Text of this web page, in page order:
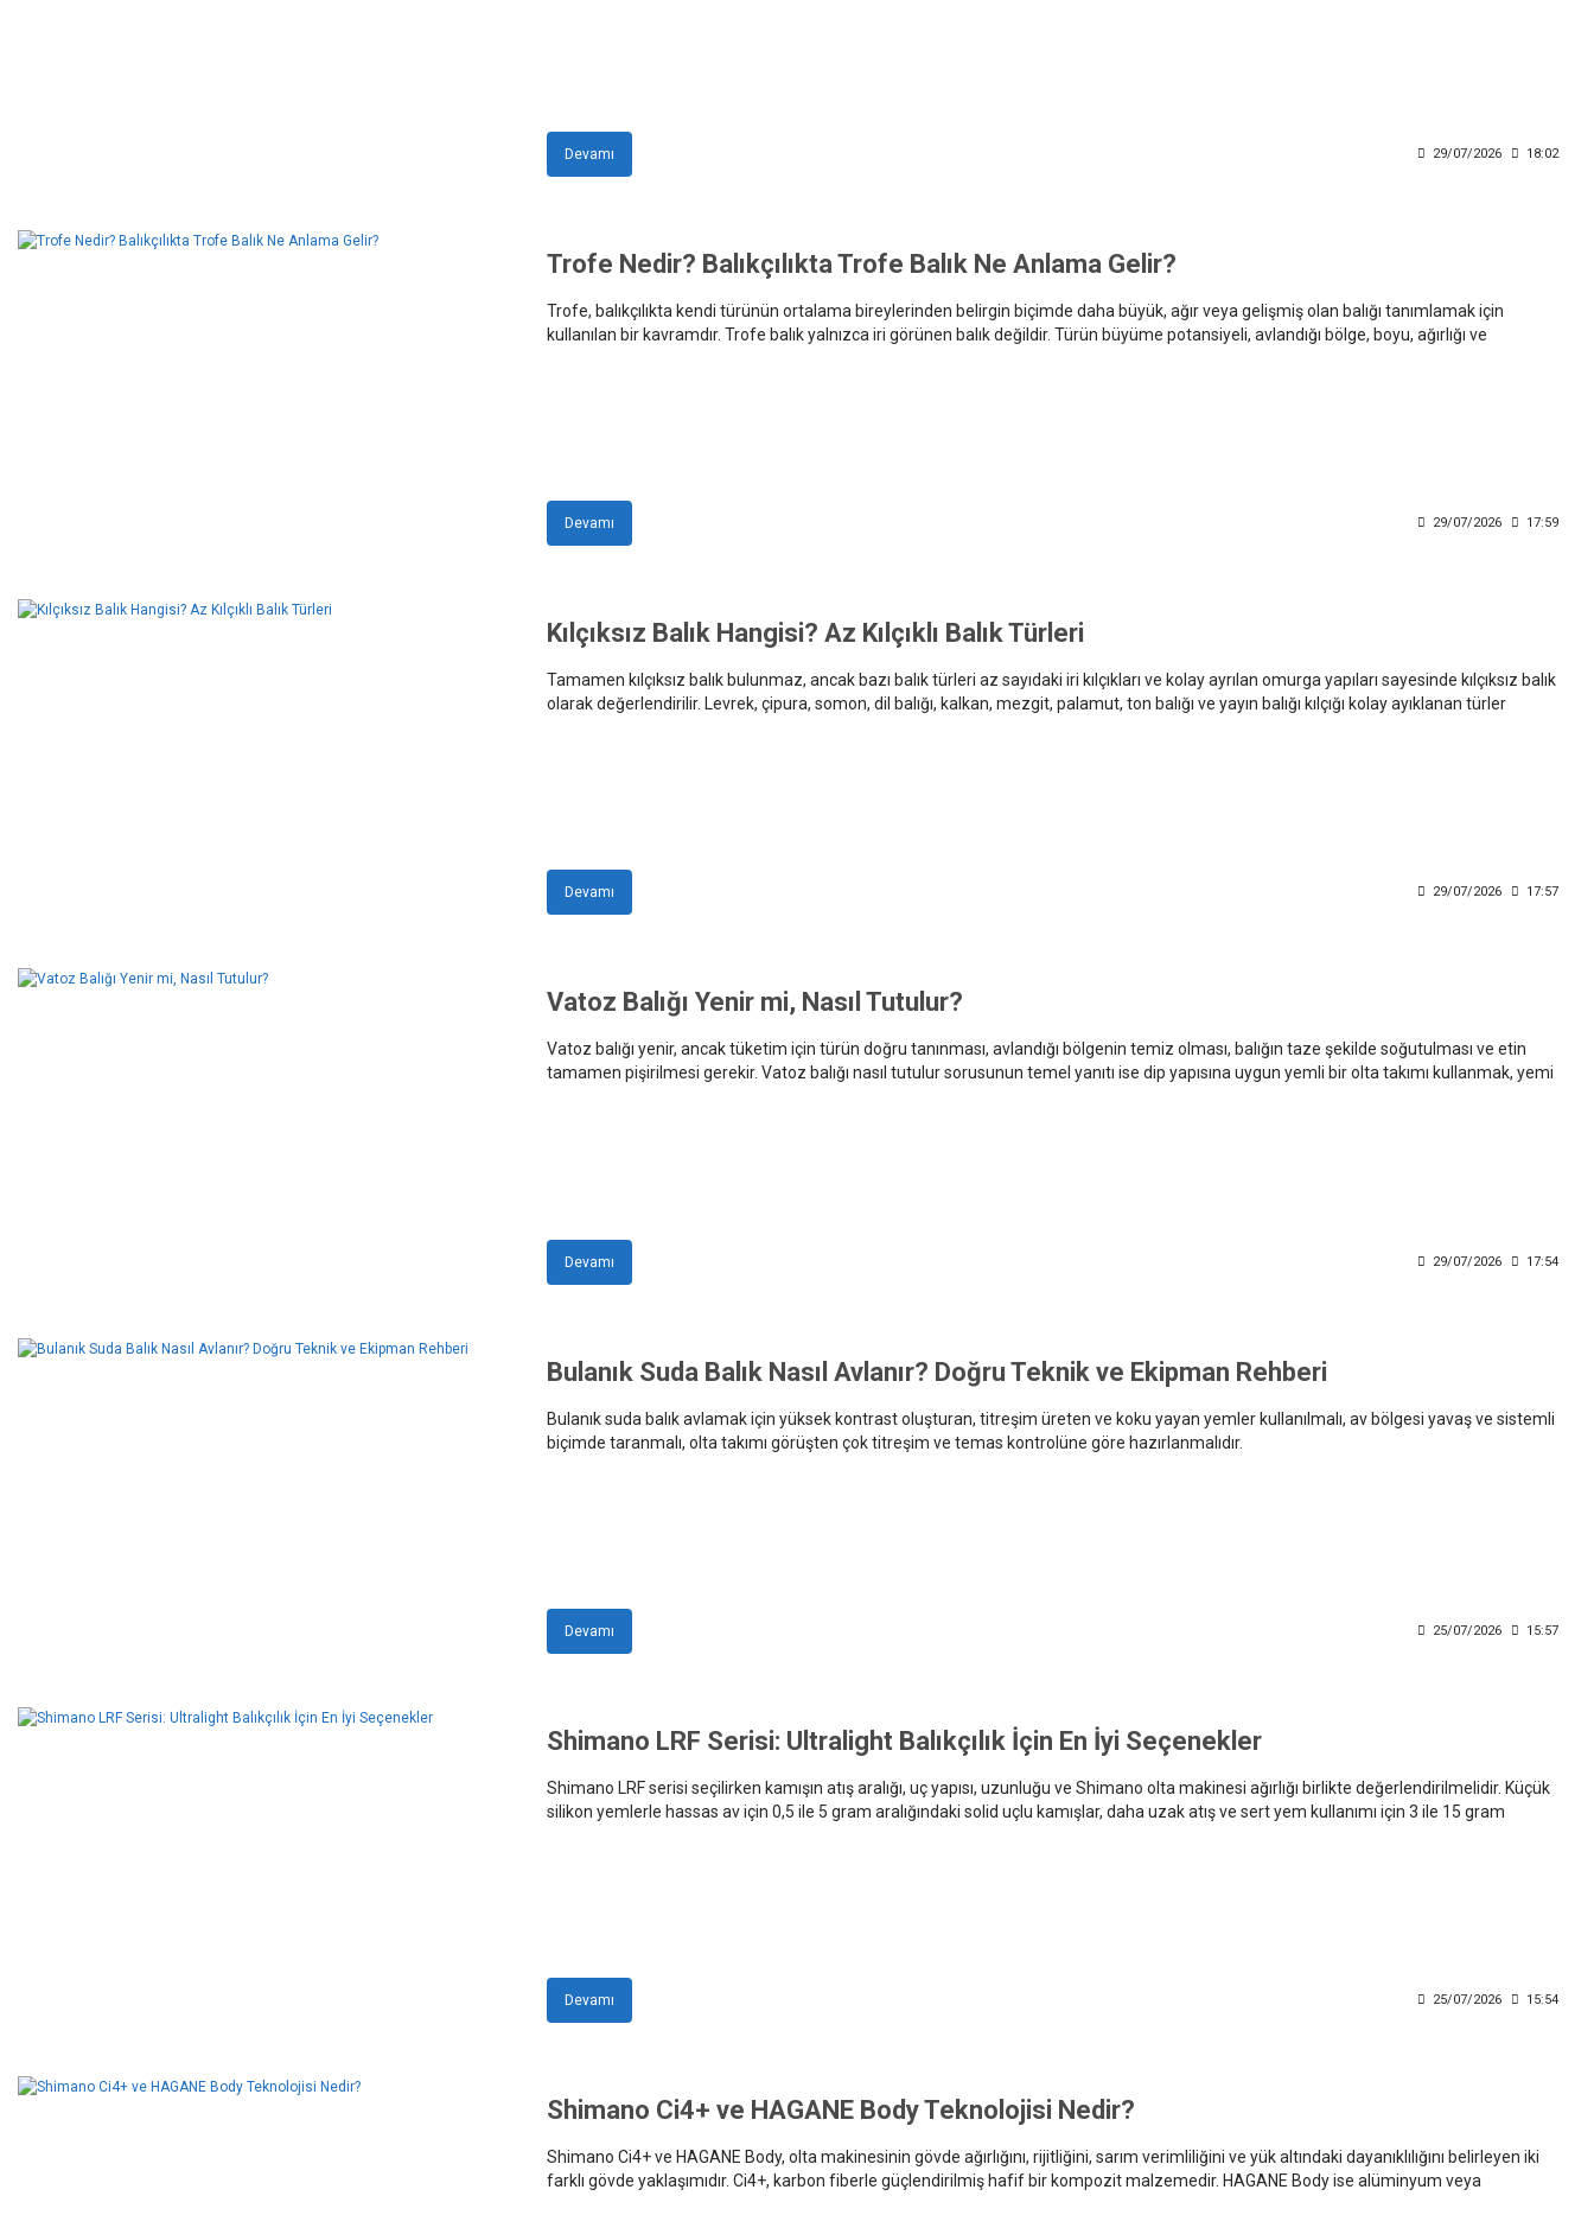
Devamı 29/07/2026 18:02
Trofe Nedir? Balıkçılıkta Trofe Balık Ne Anlama Gelir?
Trofe, balıkçılıkta kendi türünün ortalama bireylerinden belirgin biçimde daha büyük, ağır veya gelişmiş olan balığı tanımlamak için
kullanılan bir kavramdır. Trofe balık yalnızca iri görünen balık değildir. Türün büyüme potansiyeli, avlandığı bölge, boyu, ağırlığı ve
Devamı 29/07/2026 17:59
Kılçıksız Balık Hangisi? Az Kılçıklı Balık Türleri
Tamamen kılçıksız balık bulunmaz, ancak bazı balık türleri az sayıdaki iri kılçıkları ve kolay ayrılan omurga yapıları sayesinde kılçıksız balık
olarak değerlendirilir. Levrek, çipura, somon, dil balığı, kalkan, mezgit, palamut, ton balığı ve yayın balığı kılçığı kolay ayıklanan türler
Devamı 29/07/2026 17:57
Vatoz Balığı Yenir mi, Nasıl Tutulur?
Vatoz balığı yenir, ancak tüketim için türün doğru tanınması, avlandığı bölgenin temiz olması, balığın taze şekilde soğutulması ve etin
tamamen pişirilmesi gerekir. Vatoz balığı nasıl tutulur sorusunun temel yanıtı ise dip yapısına uygun yemli bir olta takımı kullanmak, yemi
Devamı 29/07/2026 17:54
Bulanık Suda Balık Nasıl Avlanır? Doğru Teknik ve Ekipman Rehberi
Bulanık suda balık avlamak için yüksek kontrast oluşturan, titreşim üreten ve koku yayan yemler kullanılmalı, av bölgesi yavaş ve sistemli
biçimde taranmalı, olta takımı görüşten çok titreşim ve temas kontrolüne göre hazırlanmalıdır.
Devamı 25/07/2026 15:57
Shimano LRF Serisi: Ultralight Balıkçılık İçin En İyi Seçenekler
Shimano LRF serisi seçilirken kamışın atış aralığı, uç yapısı, uzunluğu ve Shimano olta makinesi ağırlığı birlikte değerlendirilmelidir. Küçük
silikon yemlerle hassas av için 0,5 ile 5 gram aralığındaki solid uçlu kamışlar, daha uzak atış ve sert yem kullanımı için 3 ile 15 gram
Devamı 25/07/2026 15:54
Shimano Ci4+ ve HAGANE Body Teknolojisi Nedir?
Shimano Ci4+ ve HAGANE Body, olta makinesinin gövde ağırlığını, rijitliğini, sarım verimliliğini ve yük altındaki dayanıklılığını belirleyen iki
farklı gövde yaklaşımıdır. Ci4+, karbon fiberle güçlendirilmiş hafif bir kompozit malzemedir. HAGANE Body ise alüminyum veya